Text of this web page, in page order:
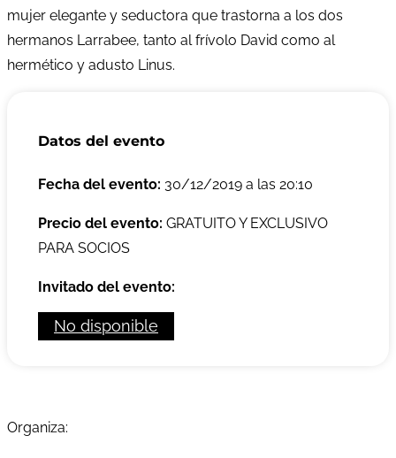
mujer elegante y seductora que trastorna a los dos
hermanos Larrabee, tanto al frívolo David como al
hermético y adusto Linus.
Datos del evento
Fecha del evento: 30/12/2019 a las 20:10
Precio del evento: GRATUITO Y EXCLUSIVO
PARA SOCIOS
Invitado del evento:
No disponible
Organiza: